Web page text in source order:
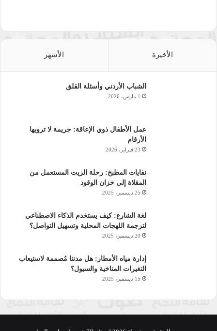
الأخيرة الأشهر
الشباب الأردني وأسئلة القلق
1 مارس، 2026
عمل الأطفال ذوي الإعاقة: جريمة لا ترويها
الأرقام
23 فبراير، 2026
نفايات المطبخ: رحلة الزيت المستعمل من
المقلاة إلى خزان الوقود
25 ديسمبر، 2025
لغة الشارع: كيف يستخدم الذكاء الاصطناعي
لترجمة اللهجات المحلية وتسهيل التواصل؟
20 ديسمبر، 2025
إدارة مياه الأمطار: هل مدننا مُصممة لاستيعاب
التغيرات المناخية والسيول؟
15 ديسمبر، 2025